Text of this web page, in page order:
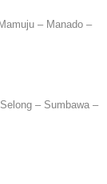
– Manado –
– Sumbawa –